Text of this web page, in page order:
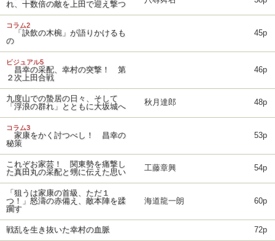
れ、十数倍の敵を上田で迎え撃つ
コラム2
「訣飲の木椀」が語りかけるも
の
45p
ビジュアル5
昌幸の采配、幸村の突撃！ 第
２次上田合戦
46p
九度山での蟄居の日々、そして
「浮浪の群れ」とともに大坂城へ
秋月達郎 48p
コラム3
家康をかく討つべし！ 昌幸の
秘策
53p
これぞお家芸！ 関東勢を痛撃し
た真田丸の采配と甥に伝えた思い
工藤章興 54p
「狙うは家康の首級、ただ１
つ！」怒濤の赤備え、敵本陣を蹂
躙す
海道龍一朗 60p
戦乱を生き抜いた幸村の血脈 72p